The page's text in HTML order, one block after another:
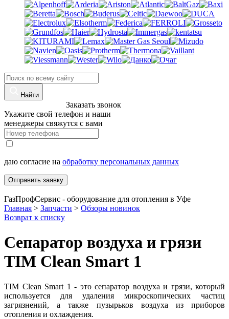
Найти
Заказать звонок
Укажите свой телефон и наши
менеджеры свяжутся с вами
даю согласие на обработку персональных данных
Отправить заявку
ГазПрофСервис - оборудование для отопления в Уфе
Главная > Запчасти > Обзоры новинок
Возврат к списку
Сепаратор воздуха и грязи
TIM Clean Smart 1
TIM Clean Smart 1 - это сепаратор воздуха и грязи, который
используется для удаления микроскопических частиц
загрязнений, а также пузырьков воздуха из приборов
отопления и охлаждения.